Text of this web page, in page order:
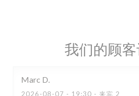
我们的顾
Marc D
2026-08-07 - 19:30 - 来宾 2